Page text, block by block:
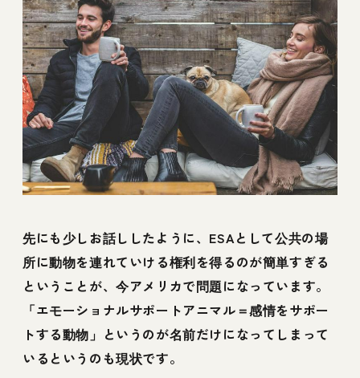
先にも少しお話ししたように、ESAとして公共の場
所に動物を連れていける権利を得るのが簡単すぎる
ということが、今アメリカで問題になっています。
「エモーショナルサポートアニマル＝感情をサポー
トする動物」というのが名前だけになってしまって
いるというのも現状です。